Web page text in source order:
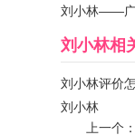
刘小林——广
刘小林相
刘小林评价
刘小林
上一个